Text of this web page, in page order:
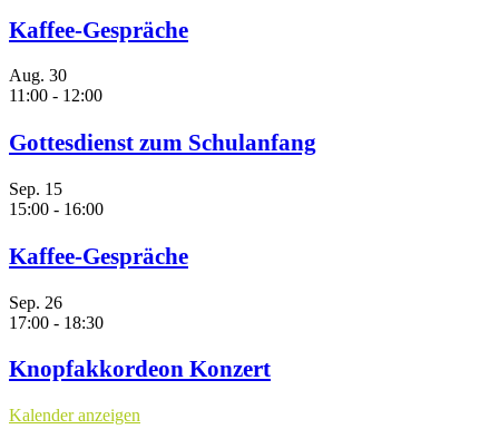
Kaffee-Gespräche
Aug. 30
11:00 - 12:00
Gottesdienst zum Schulanfang
Sep. 15
15:00 - 16:00
Kaffee-Gespräche
Sep. 26
17:00 - 18:30
Knopfakkordeon Konzert
Kalender anzeigen